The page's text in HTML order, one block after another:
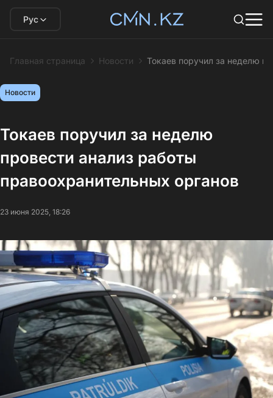
Рус
Главная страница Новости Токаев поручил за неделю
Новости
Токаев поручил за неделю
провести анализ работы
правоохранительных органов
23 июня 2025, 18:26